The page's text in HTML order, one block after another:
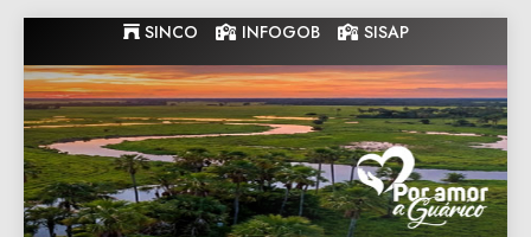
to
content
SINCO INFOGOB SISAP
Gobernacion
de Guarico
Gobernacion de Guarico